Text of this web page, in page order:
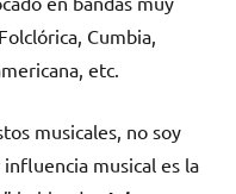
Cumbia,
etc.
musicales, no soy
musical es la